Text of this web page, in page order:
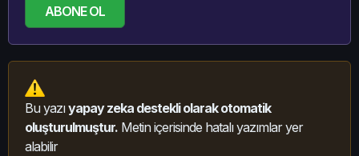
ABONE OL
Bu yazıyapay zeka destekli olarak otomatik
oluşturulmuştur. Metin içerisinde hatalı yazımlar yer
alabilir